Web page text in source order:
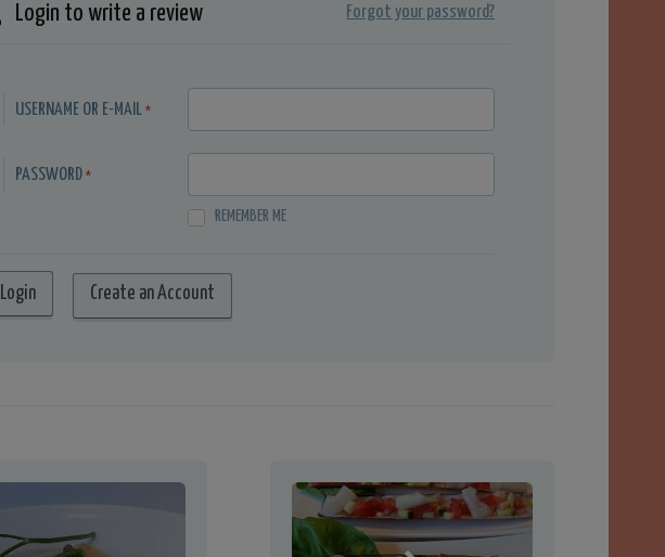
Login to write a review Forgot your password?
USERNAME OR E-MAIL *
PASSWORD *
REMEMBER ME
Create an Account